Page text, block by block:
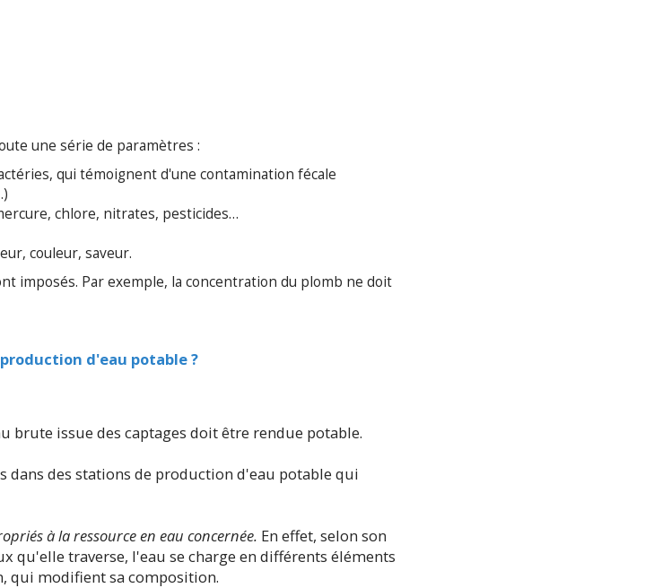
une série de paramètres :
qui témoignent d'une contamination fécale
chlore, nitrates, pesticides…
couleur, saveur.
imposés. Par exemple, la concentration du plomb ne doit
d'eau potable ?
brute issue des captages doit être rendue potable.
dans des stations de production d'eau potable qui
à la ressource en eau concernée. En effet, selon son
qu'elle traverse, l'eau se charge en différents éléments
qui modifient sa composition.